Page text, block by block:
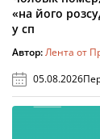
«на його
у сп
Автор:Лента от
05.08.2026